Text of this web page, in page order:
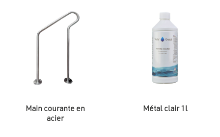
Main courante en
acier
Métal clair 1l